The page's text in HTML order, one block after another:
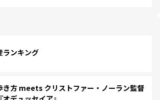
ランキング
き方 meets クリストファー・ノーラン監督